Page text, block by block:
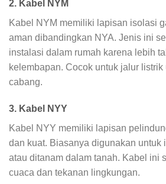
2. Kabel NYM
Kabel NYM memiliki lapisan isolasi
aman dibandingkan NYA. Jenis ini
instalasi dalam rumah karena lebih
kelembapan. Cocok untuk jalur listrik
cabang.
3. Kabel NYY
Kabel NYY memiliki lapisan
dan kuat. Biasanya digunakan untuk
atau ditanam dalam tanah. Kabel ini
cuaca dan tekanan lingkungan.